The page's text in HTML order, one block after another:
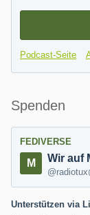
Podcast-Seite
Spenden
FEDIVERSE
Wir auf
Unterstützen via